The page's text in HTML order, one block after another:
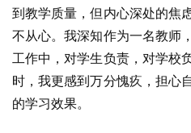
到教学质量，但内心深处的焦
不从心。我深知作为一名教师
工作中，对学生负责，对学校
时，我更感到万分愧疚，担心
的学习效果。